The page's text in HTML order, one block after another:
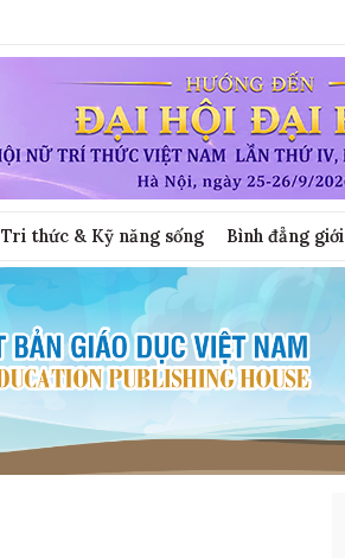
Tri thức & Kỹ năng sống Bình đẳng giới